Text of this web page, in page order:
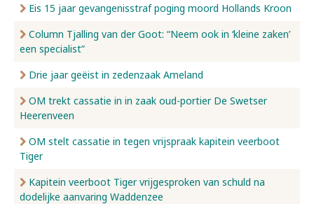
Contact
Eis 15 jaar gevangenisstraf poging moord Hollands Kroon
Column Tjalling van der Goot: “Neem ook in ‘kleine zaken’
een specialist”
Drie jaar geëist in zedenzaak Ameland
OM trekt cassatie in in zaak oud-portier De Swetser
Heerenveen
OM stelt cassatie in tegen vrijspraak kapitein veerboot
Tiger
Kapitein veerboot Tiger vrijgesproken van schuld na
dodelijke aanvaring Waddenzee